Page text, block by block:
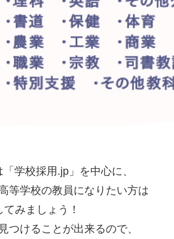
学校採用.jp」を中心に、
等学校の教員になりたい方は
みましょう！
つけることが出来るので、